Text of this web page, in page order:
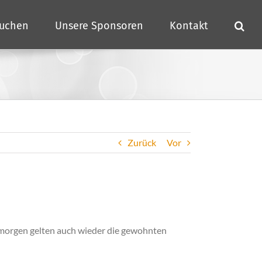
Unsere Sponsoren Kontakt
Zurück Vor
gelten auch wieder die gewohnten